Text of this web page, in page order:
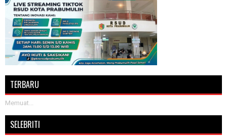
TERBARU
Memuat...
SELEBRITI